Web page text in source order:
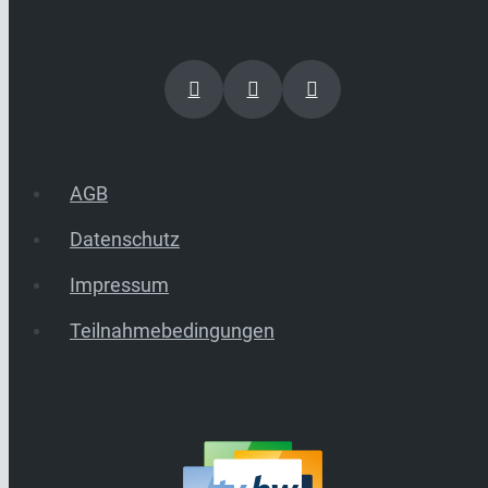
AGB
Datenschutz
Impressum
Teilnahmebedingungen